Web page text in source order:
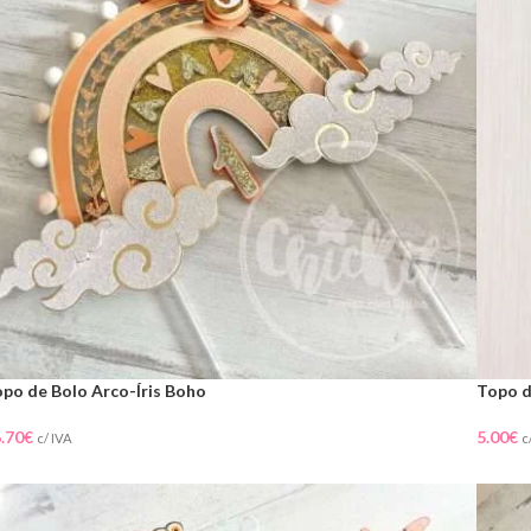
de Bolo Arco-Íris Boho
€ c/ IVA
Topo
5.00€